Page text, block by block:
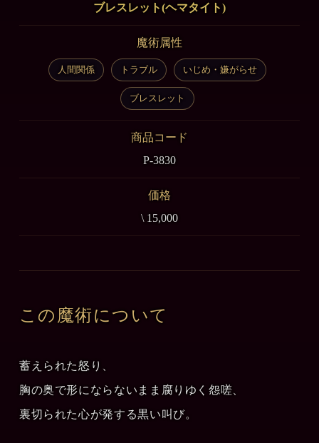
ブレスレット(ヘマタイト)
魔術属性
人間関係 トラブル いじめ・嫌がらせ
ブレスレット
商品コード
P-3830
価格
\ 15,000
この魔術について
蓄えられた怒り、
胸の奥で形にならないまま腐りゆく怨嗟、
裏切られた心が発する黒い叫び。